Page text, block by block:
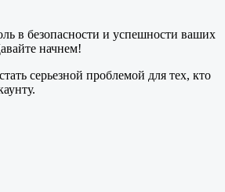
в безопасности и успешности ваших
начнем!
серьезной проблемой для тех, кто